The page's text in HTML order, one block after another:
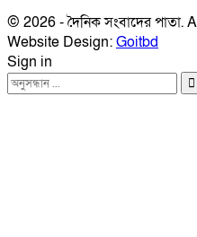
© 2026 - দৈনিক সংবাদের
Website Design:Goitbd
Sign in